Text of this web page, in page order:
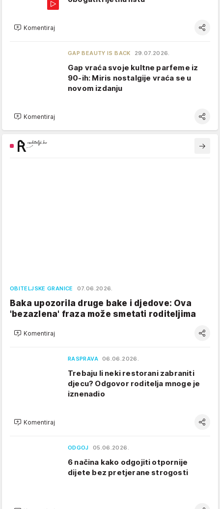
Komentiraj
GAP BEAUTY IS BACK 29.07.2026.
Gap vraća svoje kultne parfeme iz
90-ih: Miris nostalgije vraća se u
novom izdanju
Komentiraj
OBITELJSKE GRANICE 07.06.2026.
Baka upozorila druge bake i djedove: Ova
'bezazlena' fraza može smetati roditeljima
Komentiraj
RASPRAVA 06.06.2026.
Trebaju li neki restorani zabraniti
djecu? Odgovor roditelja mnoge je
iznenadio
Komentiraj
ODGOJ 05.06.2026.
6 načina kako odgojiti otpornije
dijete bez pretjerane strogosti